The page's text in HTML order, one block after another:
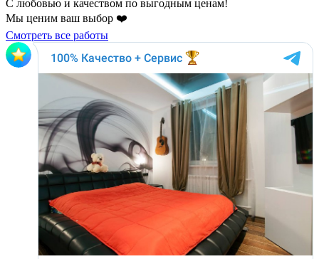
С любовью и качеством по выгодным ценам!
Мы ценим ваш выбор ❤️
Смотреть все работы